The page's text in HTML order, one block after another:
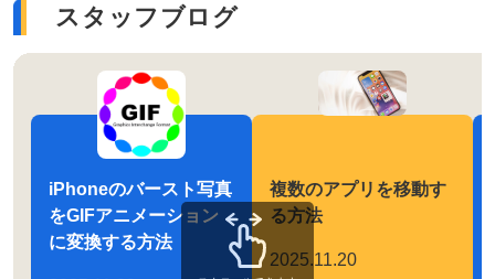
スタッフブログ
iPhoneのバースト写真
をGIFアニメーション
に変換する方法
複数のアプリを移動す
る方法
2025.11.20